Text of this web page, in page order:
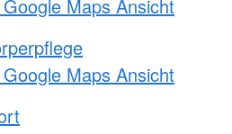
Maps Ansicht
Maps Ansicht